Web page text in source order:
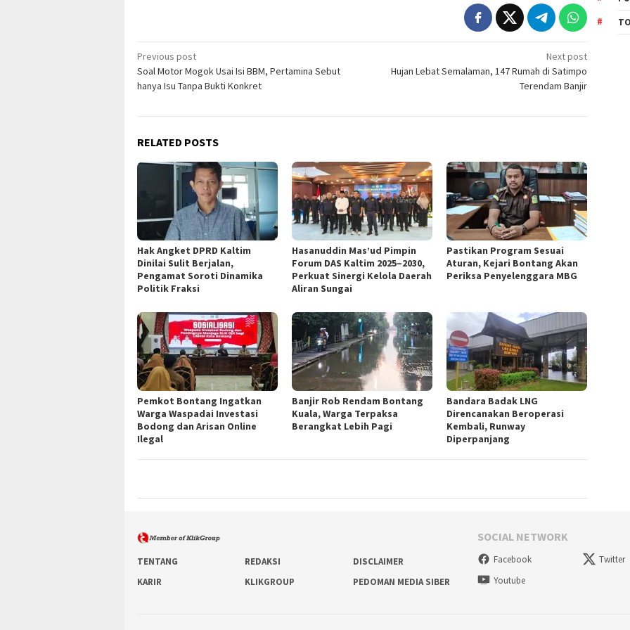
Post
navigation
Previous post
Soal Motor Mogok Usai Isi BBM, Pertamina Sebut
hanya Isu Tanpa Bukti Konkret
Next post
Hujan Lebat Semalaman, 147 Rumah di Satimpo
Terendam Banjir
RELATED POSTS
Hak Angket DPRD Kaltim
Dinilai Sulit Berjalan,
Pengamat Soroti Dinamika
Politik Fraksi
Hasanuddin Mas’ud Pimpin
Forum DAS Kaltim 2025–2030,
Perkuat Sinergi Kelola Daerah
Aliran Sungai
Pastikan Program Sesuai
Aturan, Kejari Bontang Akan
Periksa Penyelenggara MBG
Pemkot Bontang Ingatkan
Warga Waspadai Investasi
Bodong dan Arisan Online
Ilegal
Banjir Rob Rendam Bontang
Kuala, Warga Terpaksa
Berangkat Lebih Pagi
Bandara Badak LNG
Direncanakan Beroperasi
Kembali, Runway
Diperpanjang
TENTANG REDAKSI
DISCLAIMER
KARIR
KLIKGROUP PEDOMAN MEDIA SIBER
SOCIAL NETWORK
Facebook
Twitter
Youtube